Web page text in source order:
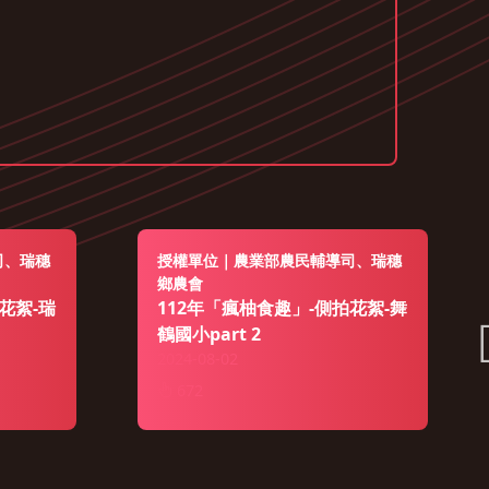
、瑞穗
絮-瑞
授權單位｜農業部農民輔導司、瑞穗
鄉農會
112年「瘋柚食趣」-側拍花絮-舞
鶴國小part 2